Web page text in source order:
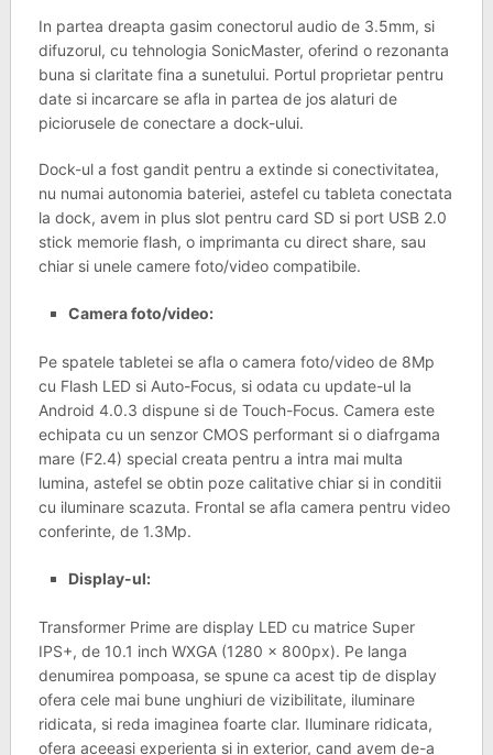
In partea dreapta gasim conectorul audio de 3.5mm, si
difuzorul, cu tehnologia SonicMaster, oferind o rezonanta
buna si claritate fina a sunetului. Portul proprietar pentru
date si incarcare se afla in partea de jos alaturi de
piciorusele de conectare a dock-ului.
Dock-ul a fost gandit pentru a extinde si conectivitatea,
nu numai autonomia bateriei, astefel cu tableta conectata
la dock, avem in plus slot pentru card SD si port USB 2.0
stick memorie flash, o imprimanta cu direct share, sau
chiar si unele camere foto/video compatibile.
Camera foto/video:
Pe spatele tabletei se afla o camera foto/video de 8Mp
cu Flash LED si Auto-Focus, si odata cu update-ul la
Android 4.0.3 dispune si de Touch-Focus. Camera este
echipata cu un senzor CMOS performant si o diafrgama
mare (F2.4) special creata pentru a intra mai multa
lumina, astefel se obtin poze calitative chiar si in conditii
cu iluminare scazuta. Frontal se afla camera pentru video
conferinte, de 1.3Mp.
Display-ul:
Transformer Prime are display LED cu matrice Super
IPS+, de 10.1 inch WXGA (1280 x 800px). Pe langa
denumirea pompoasa, se spune ca acest tip de display
ofera cele mai bune unghiuri de vizibilitate, iluminare
ridicata, si reda imaginea foarte clar. Iluminare ridicata,
ofera aceeasi experienta si in exterior, cand avem de-a